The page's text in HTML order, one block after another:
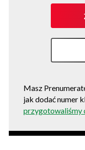
Masz
jak dodać numer
przygotowaliśmy